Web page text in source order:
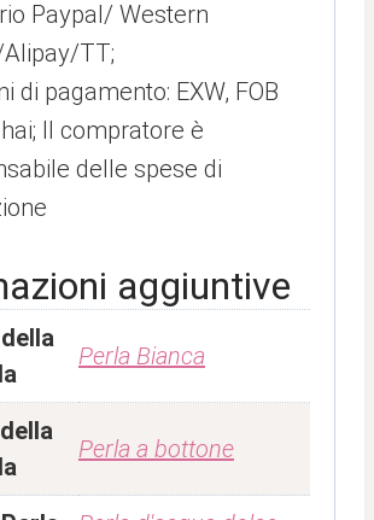
Paypal/ Western
TT;
di pagamento: EXW, FOB
Il compratore è
delle spese di
aggiuntive
Perla Bianca
Perla a bottone